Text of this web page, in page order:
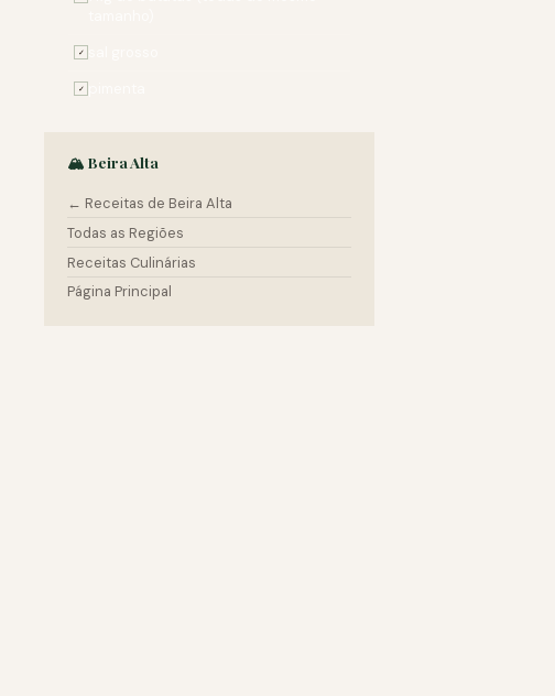
✓
✓
🏔️ Beira Alta
← Receitas de Beira Alta
Todas as Regiões
Receitas Culinárias
Página Principal